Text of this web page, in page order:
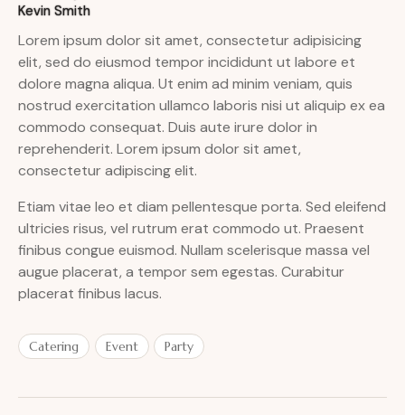
Kevin Smith
Lorem ipsum dolor sit amet, consectetur adipisicing
elit, sed do eiusmod tempor incididunt ut labore et
dolore magna aliqua. Ut enim ad minim veniam, quis
nostrud exercitation ullamco laboris nisi ut aliquip ex ea
commodo consequat. Duis aute irure dolor in
reprehenderit. Lorem ipsum dolor sit amet,
consectetur adipiscing elit.
Etiam vitae leo et diam pellentesque porta. Sed eleifend
ultricies risus, vel rutrum erat commodo ut. Praesent
finibus congue euismod. Nullam scelerisque massa vel
augue placerat, a tempor sem egestas. Curabitur
placerat finibus lacus.
Catering Event Party